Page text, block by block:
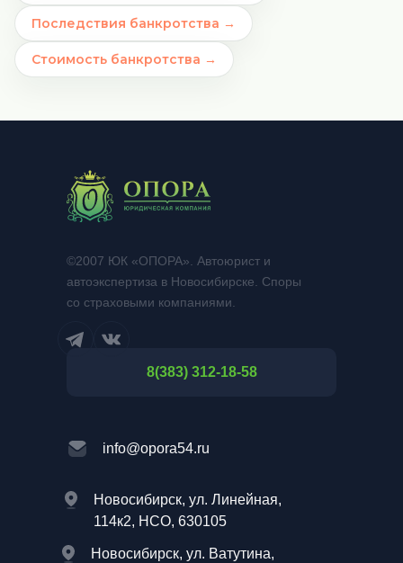
Последствия банкротства →
Стоимость банкротства →
©2007 ЮК «ОПОРА». Автоюрист и
автоэкспертиза в Новосибирске. Споры
со страховыми компаниями.
8(383) 312-18-58
info@opora54.ru
Новосибирск, ул. Линейная,
114к2, НСО, 630105
Новосибирск, ул. Ватутина,